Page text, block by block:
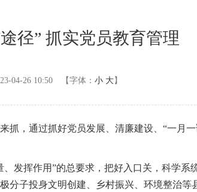
径” 抓实党员教育管理
04-26 10:50 【字体： 小 大 】
，通过抓好党员发展、清廉建设、“一月
发挥作用”的总要求，把好入口关，科学系
分子投身文明创建、乡村振兴、环境整治等